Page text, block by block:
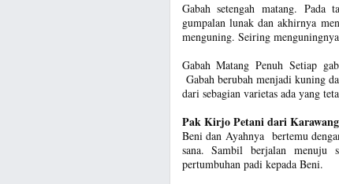
Gabah setengah matang.
gumpalan lunak dan akhirnya
menguning. Seiring
Gabah Matang Penuh Setiap
Gabah berubah menjadi kuning
dari sebagian varietas ada yang
Pak Kirjo Petani dari Karawang
Beni dan Ayahnya bertemu
sana. Sambil berjalan menuju
pertumbuhan padi kepada Beni.